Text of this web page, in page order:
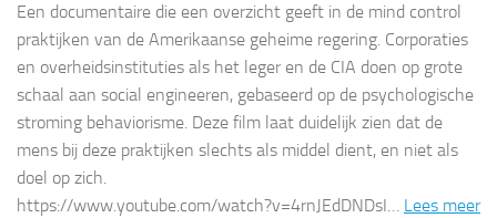
Een documentaire die een overzicht geeft in de mind control
praktijken van de Amerikaanse geheime regering. Corporaties
en overheidsinstituties als het leger en de CIA doen op grote
schaal aan social engineeren, gebaseerd op de psychologische
stroming behaviorisme. Deze film laat duidelijk zien dat de
mens bij deze praktijken slechts als middel dient, en niet als
doel op zich.
https://www.youtube.com/watch?v=4rnJEdDNDsI… Lees meer